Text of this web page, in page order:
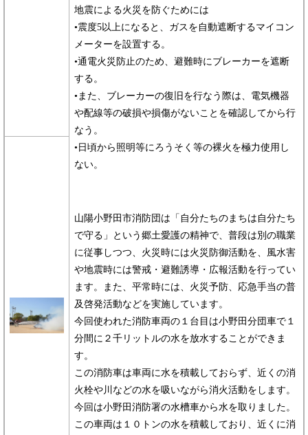
地震による火災を防ぐためには
•震度5以上になると、ガスを自動遮断するマイコン
メーターを設置する。
•通電火災防止のため、避難時にブレーカーを遮断
する。
•また、ブレーカーの復旧を行なう際は、電気機器
や配線等の破損や損傷がないことを確認してから行
なう。
•日頃から照明等にろうそく等の裸火を極力使用し
ない。
山陽小野田市消防団は「自分たちのまちは自分たち
で守る」という郷土愛護の精神で、普段は別の職業
に従事しつつ、火災時には火災防御活動を、風水害
や地震時には警戒・避難誘導・広報活動を行ってい
ます。また、平常時には、火災予防、応急手当の普
及啓発活動などを実施しています。
今回使われた消防車両の１台目は小野田分団車で１
分間に２千リットルの水を放水することができま
す。
この消防車は車両に水を積載しておらず、近くの消
火栓や川などの水を吸いながら消火活動をします。
今回は小野田消防署の水槽車から水を取りました。
この車両は１０トンの水を積載しており、近くに消